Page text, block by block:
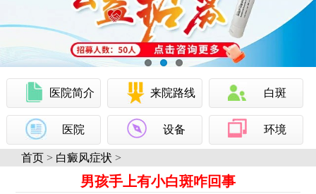
医院简介 来院路线 白斑
医院 设备 环境
首页 > 白癜风症状 >
男孩手上有小白斑咋回事